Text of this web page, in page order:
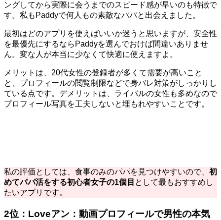
ングしてから実際に会うまでのスピード感が早いのも特徴で
す。私もPaddyで何人もの素敵なパパと出会えました。
最初はどのアプリを使えばいいか迷うと思いますが、安全性
を最優先にするならPaddyを選んでおけば間違いありませ
ん。変な人が本当に少なくて快適に使えますよ。
メリットは、20代女性の登録者が多くて需要が高いこと
と、プロフィールの閲覧制限などで身バレ対策がしっかりし
ている点です。デメリットは、ライバルの女性も多めなので
プロフィール写真を工夫しないと埋もれやすいことです。
私の評価としては、食事のみのパパを見つけやすいので、 初
めてパパ活をする初心者女子の1個目 として最もおすすめし
たいアプリです。
2位：Loveアン：動画プロフィールで男性の本気